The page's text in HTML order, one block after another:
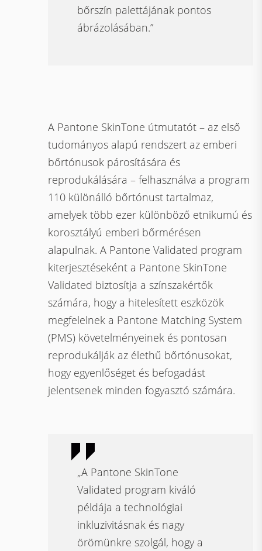
bőrszín palettájának pontos
ábrázolásában.”
A Pantone SkinTone útmutatót – az első
tudományos alapú rendszert az emberi
bőrtónusok párosítására és
reprodukálására – felhasználva a program
110 különálló bőrtónust tartalmaz,
amelyek több ezer különböző etnikumú és
korosztályú emberi bőrmérésen
alapulnak. A Pantone Validated program
kiterjesztéseként a Pantone SkinTone
Validated biztosítja a színszakértők
számára, hogy a hitelesített eszközök
megfelelnek a Pantone Matching System
(PMS) követelményeinek és pontosan
reprodukálják az élethű bőrtónusokat,
hogy egyenlőséget és befogadást
jelentsenek minden fogyasztó számára.
„A Pantone SkinTone
Validated program kiváló
példája a technológiai
inkluzivitásnak és nagy
örömünkre szolgál, hogy a